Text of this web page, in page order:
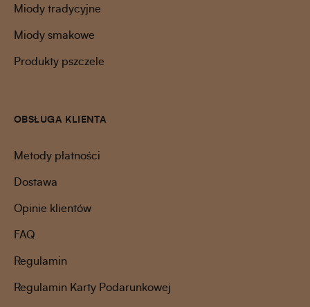
Miody tradycyjne
Miody smakowe
Produkty pszczele
OBSŁUGA KLIENTA
Metody płatności
Dostawa
Opinie klientów
FAQ
Regulamin
Regulamin Karty Podarunkowej